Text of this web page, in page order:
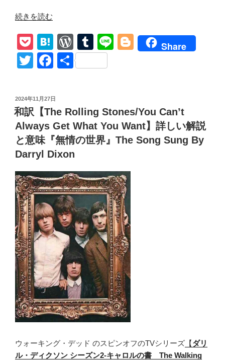
“和
【MONA-
Need
The
Rolling
Stones
解
説
ー
リ
ン
グ・
ス
ト
ー
ン
ズ
と
Bo
Diddley
時
を
越
続きを読む
P
o
ck
H
at
e
a
W
or
d
e
ss
T
u
m
r
Li
Bl
er
Share
T
tt
er
F
c
e
b
o
o
k
共
投
稿
日:
2024年11月27日
和訳【The Rolling Stones/You Can’t
Always Get What You Want】詳しい解説
と意味『無情の世界』The Song Sung By
Darryl Dixon
ウォーキング・デッド のスピンオフのTVシリーズ 【ダリ
ル・ディクソン シーズン2-キャロルの書 The Walking